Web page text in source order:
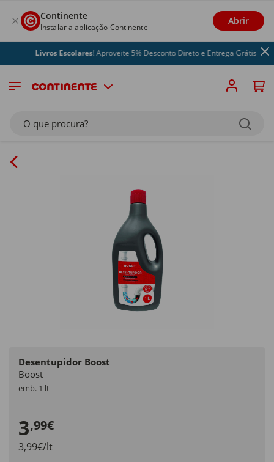
Continente
Instalar a aplicação Continente
Abrir
Livros Escolares! Aproveite 5% Desconto Direto e Entrega Grátis
O que procura?
Desentupidor Boost
Boost
emb. 1 lt
3,99€
3,99€/lt